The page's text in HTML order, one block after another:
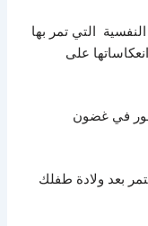
التي تمر بها
على
في غضون
بعد ولادة طفلك